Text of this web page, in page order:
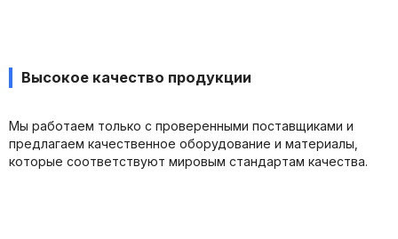
Высокое качество продукции
Мы работаем только с проверенными поставщиками и
предлагаем качественное оборудование и материалы,
которые соответствуют мировым стандартам качества.